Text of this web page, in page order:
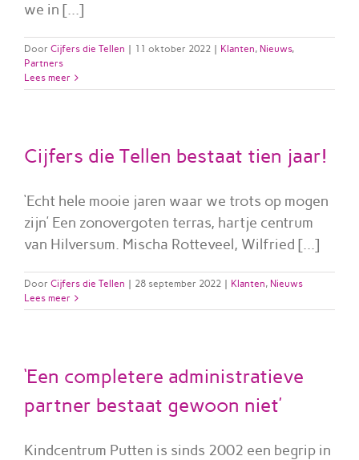
we in [...]
Door Cijfers die Tellen 11 oktober 2022 Klanten, Nieuws,
Partners
Lees meer
Cijfers die Tellen bestaat tien jaar!
‘Echt hele mooie jaren waar we trots op mogen
zijn’ Een zonovergoten terras, hartje centrum
van Hilversum. Mischa Rotteveel, Wilfried [...]
Door Cijfers die Tellen 28 september 2022 Klanten, Nieuws
Lees meer
‘Een completere administratieve
partner bestaat gewoon niet’
Kindcentrum Putten is sinds 2002 een begrip in